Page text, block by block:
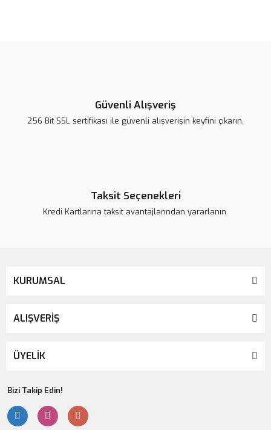
Güvenli Alışveriş
256 Bit SSL sertifikası ile güvenli alışverişin keyfini çıkarın.
Taksit Seçenekleri
Kredi Kartlarına taksit avantajlarından yararlanın.
KURUMSAL
ALIŞVERİŞ
ÜYELİK
Bizi Takip Edin!